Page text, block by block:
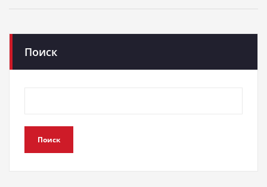
Поиск
Поиск